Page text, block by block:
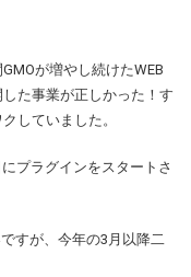
が増やし続けたWEB
た事業が正しかった！す
していました。
プラグインをスタートさ
すが、今年の3月以降二